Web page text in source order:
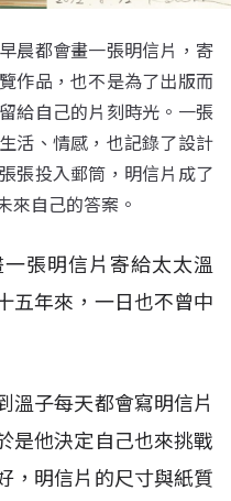
晨都會畫一張明信片，寄
作品，也不是為了出版而
給自己的片刻時光。一張
活、情感，也記錄了設計
張投入郵筒，明信片成了
來自己的答案。
張明信片寄給太太溫
五年來，一日也不曾中
溫子每天都會寫明信片
是他決定自己也來挑戰
，明信片的尺寸與紙質